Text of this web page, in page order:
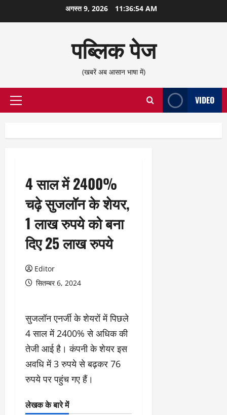
सामग्री
अगस्त 9, 2026 11:36:55 AM
पब्लिक पेज
(खबरें अब आसान भाषा में)
प्राथमिक
VIDEO
4 साल में 2400%
चढ़े सुजलॉन के शेयर,
1 लाख रुपये को बना
दिए 25 लाख रुपये
Editor
सितम्बर 6, 2024
सुजलॉन एनर्जी के शेयरों में पिछले
4 साल में 2400% से अधिक की
तेजी आई है। कंपनी के शेयर इस
अवधि में 3 रुपये से बढ़कर 76
रुपये पर पहुंच गए हैं।
लेखक के बारे में